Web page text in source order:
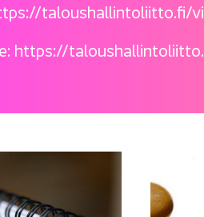
ta­lous­hal­lin­to­liit­to.fi/
https://